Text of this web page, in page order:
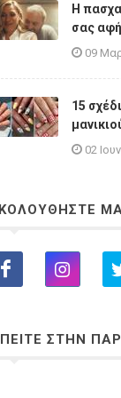
Η
σας
09
15
02
ΣΤΗΝ